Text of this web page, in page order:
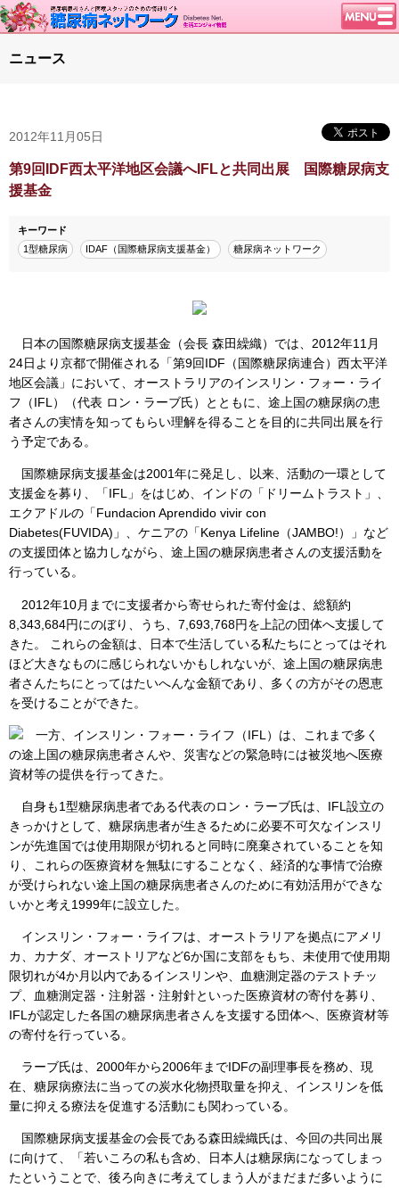
談話室BBS
糖尿病のきほん
特集・連載
腎臓の健康道
インスリンポンプ
特集・連載 一覧へ
1型ライフ
ニュース
2012年11月05日
第9回IDF西太平洋地区会議へIFLと共同出展 国際糖尿病支
援基金
キーワード
1型糖尿病
IDAF（国際糖尿病支援基金） 糖尿病ネットワーク
日本の国際糖尿病支援基金（会長 森田繰織）では、2012年11月
24日より京都で開催される「第9回IDF（国際糖尿病連合）西太平洋
地区会議」において、オーストラリアのインスリン・フォー・ライ
フ（IFL）（代表 ロン・ラーブ氏）とともに、途上国の糖尿病の患
者さんの実情を知ってもらい理解を得ることを目的に共同出展を行
う予定である。
国際糖尿病支援基金は2001年に発足し、以来、活動の一環として
支援金を募り、「IFL」をはじめ、インドの「ドリームトラスト」、
エクアドルの「Fundacion Aprendido vivir con
Diabetes(FUVIDA)」、ケニアの「Kenya Lifeline（JAMBO!）」など
の支援団体と協力しながら、途上国の糖尿病患者さんの支援活動を
行っている。
2012年10月までに支援者から寄せられた寄付金は、総額約
8,343,684円にのぼり、うち、7,693,768円を上記の団体へ支援して
きた。 これらの金額は、日本で生活している私たちにとってはそれ
ほど大きなものに感じられないかもしれないが、途上国の糖尿病患
者さんたちにとってはたいへんな金額であり、多くの方がその恩恵
を受けることができた。
一方、インスリン・フォー・ライフ（IFL）は、これまで多く
の途上国の糖尿病患者さんや、災害などの緊急時には被災地へ医療
資材等の提供を行ってきた。
自身も1型糖尿病患者である代表のロン・ラーブ氏は、IFL設立の
きっかけとして、糖尿病患者が生きるために必要不可欠なインスリ
ンが先進国では使用期限が切れると同時に廃棄されていることを知
り、これらの医療資材を無駄にすることなく、経済的な事情で治療
が受けられない途上国の糖尿病患者さんのために有効活用ができな
いかと考え1999年に設立した。
インスリン・フォー・ライフは、オーストラリアを拠点にアメリ
カ、カナダ、オーストリアなど6か国に支部をもち、未使用で使用期
限切れが4か月以内であるインスリンや、血糖測定器のテストチッ
プ、血糖測定器・注射器・注射針といった医療資材の寄付を募り、
IFLが認定した各国の糖尿病患者さんを支援する団体へ、医療資材等
の寄付を行っている。
ラーブ氏は、2000年から2006年までIDFの副理事長を務め、現
在、糖尿病療法に当っての炭水化物摂取量を抑え、インスリンを低
量に抑える療法を促進する活動にも関わっている。
国際糖尿病支援基金の会長である森田繰織氏は、今回の共同出展
に向けて、「若いころの私も含め、日本人は糖尿病になってしまっ
たということで、後ろ向きに考えてしまう人がまだまだ多いように